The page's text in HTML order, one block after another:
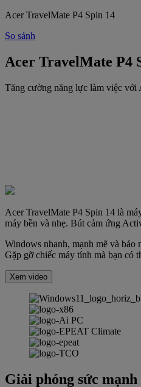
Acer TravelMate P4 Spin 14
So sánh
Acer TravelMate P4
Tăng cường năng lực làm việc với
Acer TravelMate P4 Spin 14 là
máy bền và nhẹ. Bút cảm ứng
Windows nhanh, mạnh mẽ và bảo
Gặp gỡ chiếc máy tính mà bạn có
Xem video
Giải phóng sức